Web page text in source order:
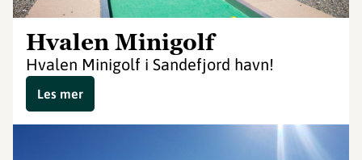
Hvalen Minigolf
Hvalen Minigolf i Sandefjord havn!
Les mer